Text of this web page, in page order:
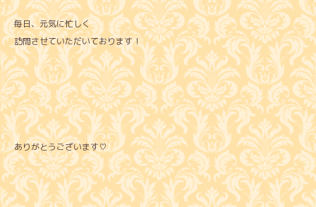
毎日、元気に忙しく
訪問させていただいております！
ありがとうございます♡